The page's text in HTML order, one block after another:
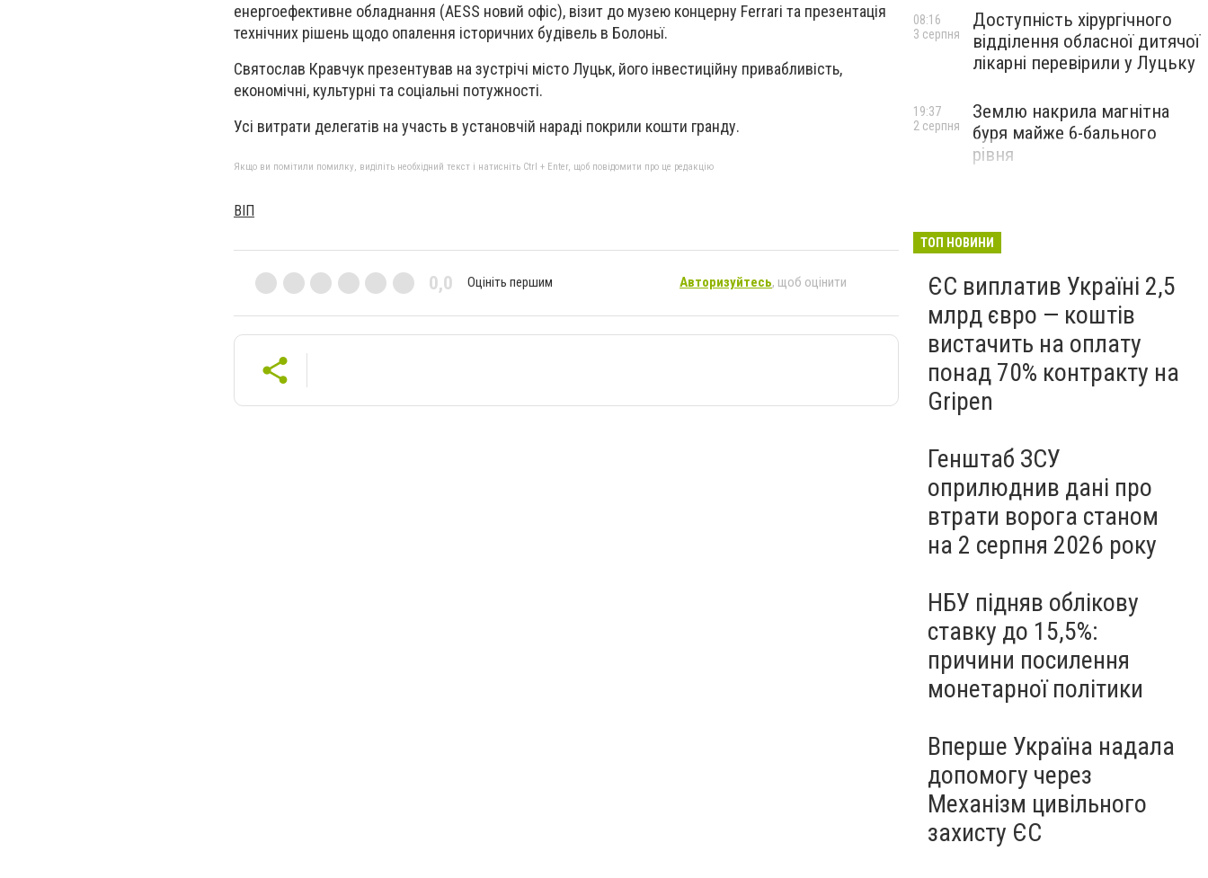
енергоефективне обладнання (AESS новий офіс), візит до музею концерну Ferrari та презентація
технічних рішень щодо опалення історичних будівель в Болоньї.
Святослав Кравчук презентував на зустрічі місто Луцьк, його інвестиційну привабливість,
економічні, культурні та соціальні потужності.
Усі витрати делегатів на участь в установчій нараді покрили кошти гранду.
Якщо ви помітили помилку, виділіть необхідний текст і натисніть Ctrl + Enter, щоб повідомити про це редакцію
ВІП
0,0 Оцініть першим Авторизуйтесь, щоб оцінити
Доступність хірургічного
відділення обласної дитячої
лікарні перевірили у Луцьку
08:16
3 серпня
Землю накрила магнітна
буря майже 6-бального
рівня
19:37
2 серпня
ТОП НОВИНИ
ЄС виплатив Україні 2,5
млрд євро — коштів
вистачить на оплату
понад 70% контракту на
Gripen
Генштаб ЗСУ
оприлюднив дані про
втрати ворога станом
на 2 серпня 2026 року
НБУ підняв облікову
ставку до 15,5%:
причини посилення
монетарної політики
Вперше Україна надала
допомогу через
Механізм цивільного
захисту ЄС